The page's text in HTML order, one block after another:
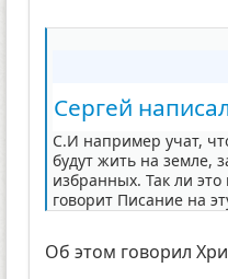
Сергей
С.И например учат,
будут жить на земле,
избранных. Так ли
говорит Писание на
Об этом говорил